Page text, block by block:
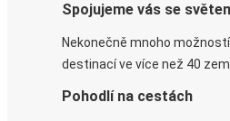
Spojujeme vás se
Nekonečně mnoho
destinací ve více než 40
Pohodlí na cestách